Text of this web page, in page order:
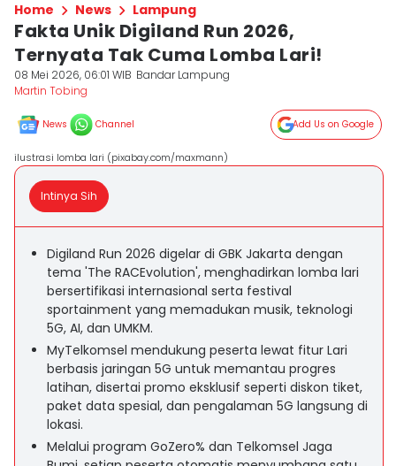
Home News Lampung
Fakta Unik Digiland Run 2026,
Ternyata Tak Cuma Lomba Lari!
08 Mei 2026, 06:01 WIB Bandar Lampung
Martin Tobing
News Channel Add Us on Google
ilustrasi lomba lari (pixabay.com/maxmann)
Intinya Sih
Digiland Run 2026 digelar di GBK Jakarta dengan
tema 'The RACEvolution', menghadirkan lomba lari
bersertifikasi internasional serta festival
sportainment yang memadukan musik, teknologi
5G, AI, dan UMKM.
MyTelkomsel mendukung peserta lewat fitur Lari
berbasis jaringan 5G untuk memantau progres
latihan, disertai promo eksklusif seperti diskon tiket,
paket data spesial, dan pengalaman 5G langsung di
lokasi.
Melalui program GoZero% dan Telkomsel Jaga